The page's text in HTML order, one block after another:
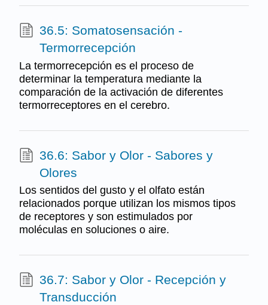
36.5: Somatosensación -
Termorrecepción
La termorrecepción es el proceso de
determinar la temperatura mediante la
comparación de la activación de diferentes
termorreceptores en el cerebro.
36.6: Sabor y Olor - Sabores y
Olores
Los sentidos del gusto y el olfato están
relacionados porque utilizan los mismos tipos
de receptores y son estimulados por
moléculas en soluciones o aire.
36.7: Sabor y Olor - Recepción y
Transducción